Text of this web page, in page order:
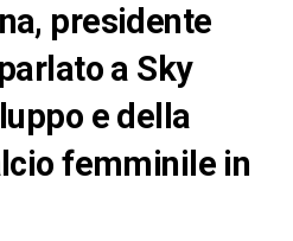
presidente
a Sky
e della
femminile in